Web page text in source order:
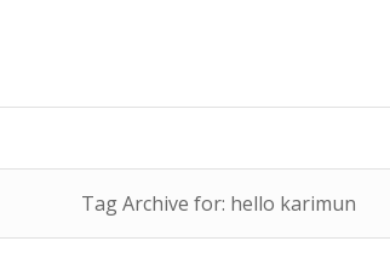
Tag Archive for: hello karimun